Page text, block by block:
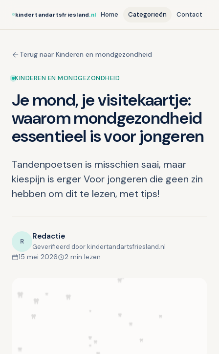
kindertandartsfriesland.nl Home Categorieën Contact
Terug naar Kinderen en mondgezondheid
KINDEREN EN MONDGEZONDHEID
Je mond, je visitekaartje:
waarom mondgezondheid
essentieel is voor jongeren
Tandenpoetsen is misschien saai, maar
kiespijn is erger Voor jongeren die geen zin
hebben om dit te lezen, met tips!
R Redactie
Geverifieerd door kindertandartsfriesland.nl
15 mei 2026 2 min lezen